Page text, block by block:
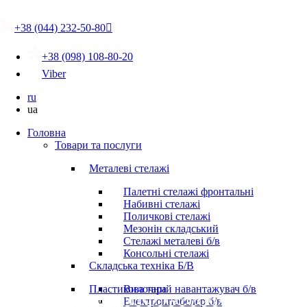
+38 (044) 232-50-80
+38 (098) 108-80-20
Viber
ru
ua
Головна
Товари та послуги
Металеві стелажі
Палетні стелажі фронтальні
Набивні стелажі
Поличкові стелажі
Мезонін складський
Стелажі металеві б/в
Консольні стелажі
Складська техніка Б/В
Вилочний навантажувач б/в
Електроштабелер б/в
Пластикова тара